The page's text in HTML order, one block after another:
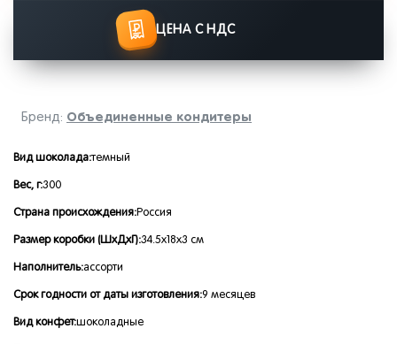
Бренд: Объединенные кондитеры
Вид шоколада:темный
Вес, г:300
Страна происхождения:Россия
Размер коробки (ШхДхГ):34.5x18x3 см
Наполнитель:ассорти
Срок годности от даты изготовления:9 месяцев
Вид конфет:шоколадные
ЦЕНА С НДС